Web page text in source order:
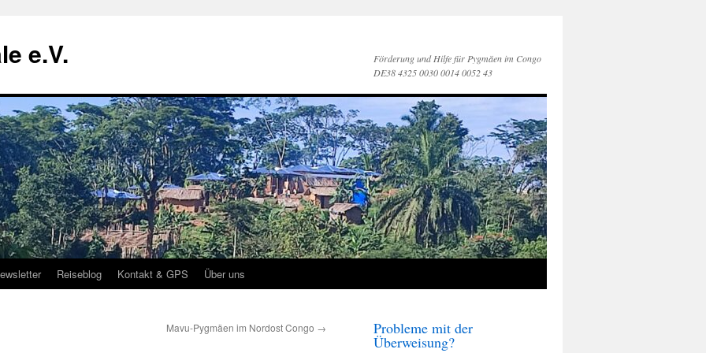
e.V.
Förderung und Hilfe für Pygmäen im Congo
DE38 4325 0030 0014 0052 43
Reiseblog Kontakt & GPS Über uns
Mavu-Pygmäen im Nordost Congo → Probleme mit der
Überweisung?